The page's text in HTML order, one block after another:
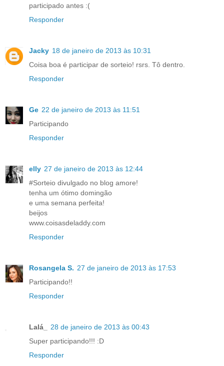
participado antes :(
Responder
Jacky 18 de janeiro de 2013 às 10:31
Coisa boa é participar de sorteio! rsrs. Tô dentro.
Responder
Ge 22 de janeiro de 2013 às 11:51
Participando
Responder
elly 27 de janeiro de 2013 às 12:44
#Sorteio divulgado no blog amore!
tenha um ótimo domingão
e uma semana perfeita!
beijos
www.coisasdeladdy.com
Responder
Rosangela S. 27 de janeiro de 2013 às 17:53
Participando!!
Responder
Lalá_
28 de janeiro de 2013 às 00:43
Super participando!!! :D
Responder